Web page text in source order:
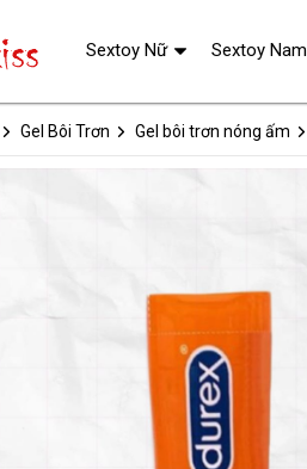
Gel Bôi Trơn Gel bôi trơn nóng ấm
Sextoy Nữ Sextoy Nam